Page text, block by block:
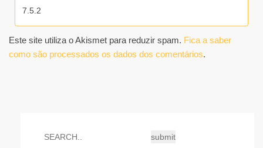
Este site utiliza o Akismet para reduzir spam. Fica a saber
como são processados os dados dos comentários.